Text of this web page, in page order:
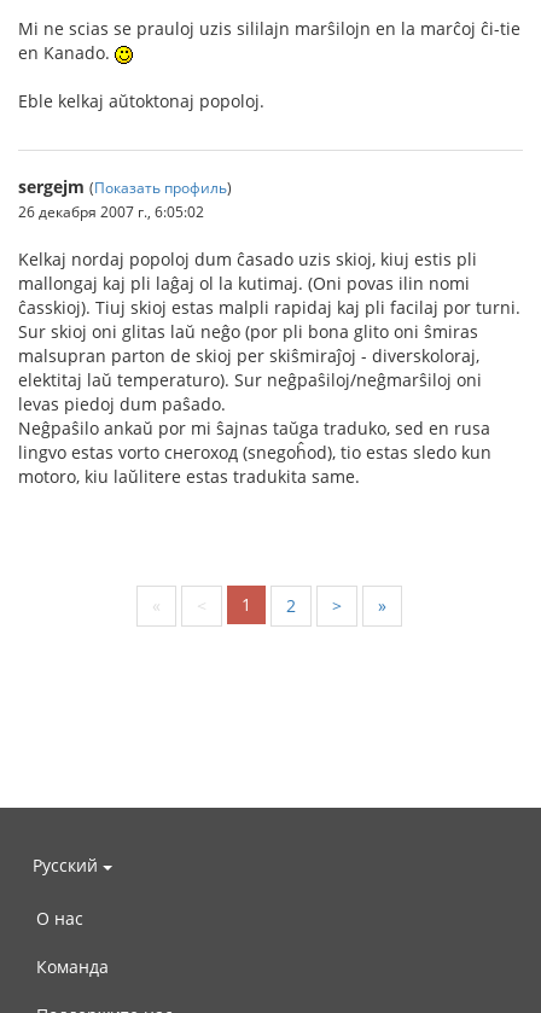
Mi ne scias se prauloj uzis sililajn marŝilojn en la marĉoj ĉi-tie
en Kanado.
Eble kelkaj aŭtoktonaj popoloj.
sergejm (Показать профиль)
26 декабря 2007 г., 6:05:02
Kelkaj nordaj popoloj dum ĉasado uzis skioj, kiuj estis pli
mallongaj kaj pli laĝaj ol la kutimaj. (Oni povas ilin nomi
ĉasskioj). Tiuj skioj estas malpli rapidaj kaj pli facilaj por turni.
Sur skioj oni glitas laŭ neĝo (por pli bona glito oni ŝmiras
malsupran parton de skioj per skiŝmiraĵoj - diverskoloraj,
elektitaj laŭ temperaturo). Sur neĝpaŝiloj/neĝmarŝiloj oni
levas piedoj dum paŝado.
Neĝpaŝilo ankaŭ por mi ŝajnas taŭga traduko, sed en rusa
lingvo estas vorto снегоход (snegoĥod), tio estas sledo kun
motoro, kiu laŭlitere estas tradukita same.
« < 1 2 > »
Русский
О нас
Команда